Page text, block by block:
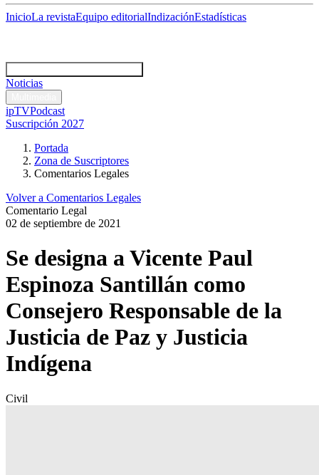
InicioLa revistaEquipo editorialIndizaciónEstadísticas
Noticias
ipTVPodcast
Suscripción 2027
Portada
Zona de Suscriptores
Comentarios Legales
Volver a Comentarios Legales
Comentario Legal
02 de septiembre de 2021
Se designa a Vicente Paul
Espinoza Santillán como
Consejero Responsable de la
Justicia de Paz y Justicia
Indígena
Civil